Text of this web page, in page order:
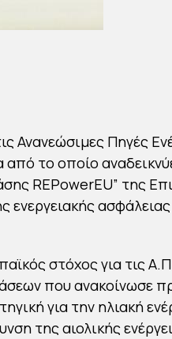
Ανανεώσιμες Πηγές
το οποίο
REPowerEU” της
ενεργειακής
στόχος για τις
που ανακοίνωσε
για την ηλιακή
της αιολικής